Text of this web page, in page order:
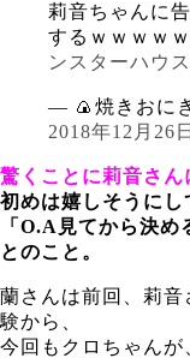
莉音ちゃんに
するｗｗｗｗ
ンスターハウス
— 🍙焼きおに
2018年12月26日
驚くことに莉音さん
初めは嬉しそうにし
「O.A見てから決め
とのこと。
蘭さんは前回、莉
験から、
今回もクロちゃん